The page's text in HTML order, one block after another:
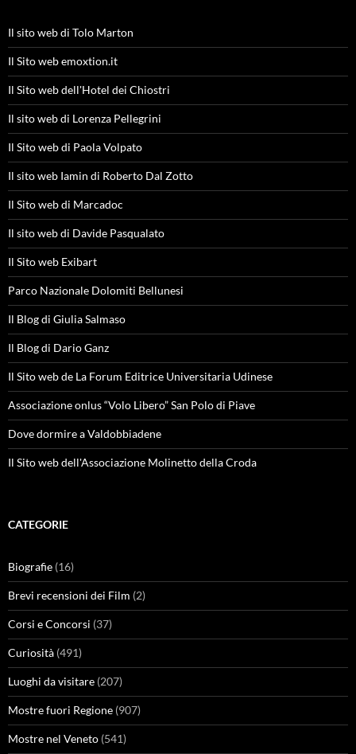
Il sito web di Tolo Marton
Il Sito web emoxtion.it
Il Sito web dell'Hotel dei Chiostri
Il sito web di Lorenza Pellegrini
Il Sito web di Paola Volpato
Il sito web Iamin di Roberto Dal Zotto
Il Sito web di Marcadoc
Il sito web di Davide Pasqualato
Il Sito web Exibart
Parco Nazionale Dolomiti Bellunesi
Il Blog di Giulia Salmaso
Il Blog di Dario Ganz
Il Sito web de La Forum Editrice Universitaria Udinese
Associazione onlus “Volo Libero” San Polo di Piave
Dove dormire a Valdobbiadene
Il Sito web dell'Associazione Molinetto della Croda
CATEGORIE
Biografie (16)
Brevi recensioni dei Film (2)
Corsi e Concorsi (37)
Curiosità (491)
Luoghi da visitare (207)
Mostre fuori Regione (907)
Mostre nel Veneto (541)